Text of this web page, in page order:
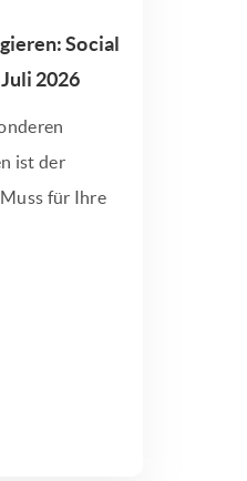
Social
2026
ist der
für Ihre